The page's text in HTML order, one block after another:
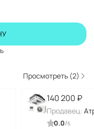
Просмотреть (2)
Николаевич
140 200 ₽
Продавец:
0.0/5